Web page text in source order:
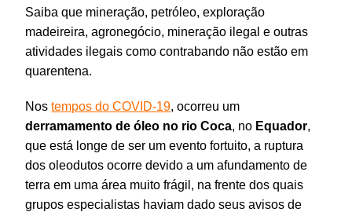
Saiba que mineração, petróleo, exploração
madeireira, agronegócio, mineração ilegal e outras
atividades ilegais como contrabando não estão em
quarentena.
Nostempos do COVID-19, ocorreu um
derramamento de óleo no rio Coca, no Equador,
que está longe de ser um evento fortuito, a ruptura
dos oleodutos ocorre devido a um afundamento de
terra em uma área muito frágil, na frente dos quais
grupos especialistas haviam dado seus avisos de